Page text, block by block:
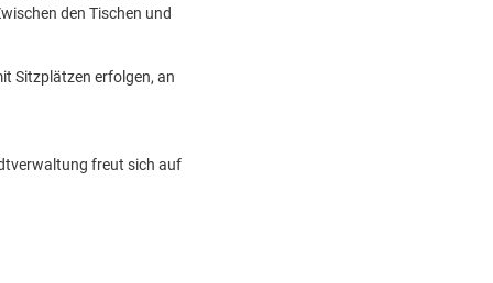
den Tischen und
Sitzplätzen erfolgen, an
freut sich auf